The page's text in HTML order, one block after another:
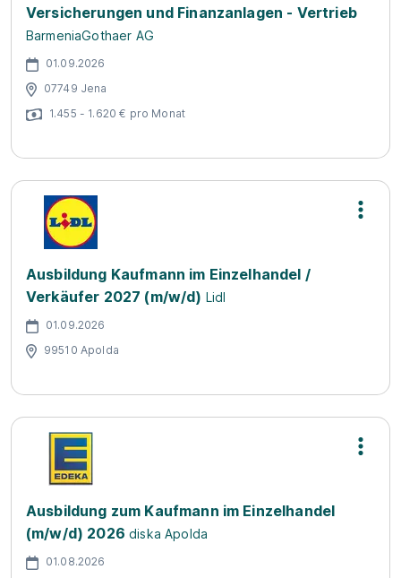
Versicherungen und Finanzanlagen - Vertrieb
BarmeniaGothaer AG
01.09.2026
07749 Jena
1.455 - 1.620 € pro Monat
Ausbildung Kaufmann im Einzelhandel /
Verkäufer 2027 (m/w/d) Lidl
01.09.2026
99510 Apolda
Ausbildung zum Kaufmann im Einzelhandel
(m/w/d) 2026 diska Apolda
01.08.2026